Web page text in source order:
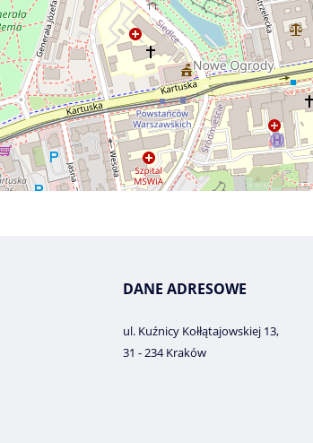
DANE ADRESOWE
ul. Kuźnicy Kołłątajowskiej 13,
31 - 234 Kraków